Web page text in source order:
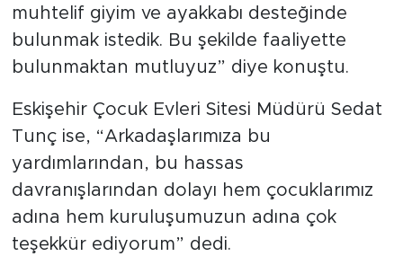
muhtelif giyim ve ayakkabı desteğinde
bulunmak istedik. Bu şekilde faaliyette
bulunmaktan mutluyuz” diye konuştu.
Eskişehir Çocuk Evleri Sitesi Müdürü Sedat
Tunç ise, “Arkadaşlarımıza bu
yardımlarından, bu hassas
davranışlarından dolayı hem çocuklarımız
adına hem kuruluşumuzun adına çok
teşekkür ediyorum” dedi.